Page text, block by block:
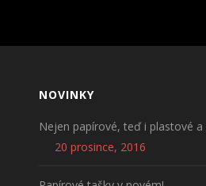
NOVINKY
Nejen papírové, teď i plastové a
20 prosince, 2016